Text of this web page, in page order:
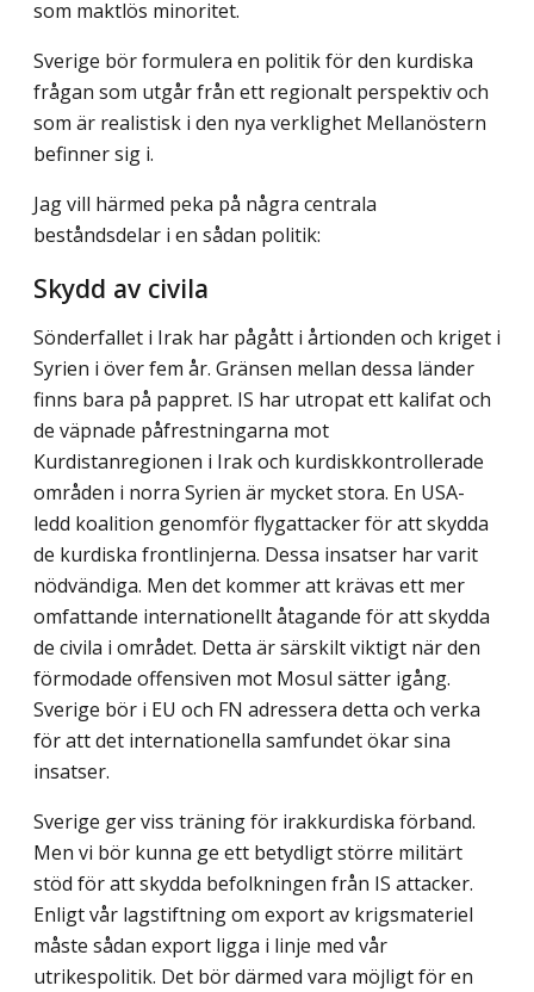
som maktlös minoritet.
Sverige bör formulera en politik för den kurdiska
frågan som utgår från ett regionalt perspektiv och
som är realistisk i den nya verklighet Mellanöstern
befinner sig i.
Jag vill härmed peka på några centrala
beståndsdelar i en sådan politik:
Skydd av civila
Sönderfallet i Irak har pågått i årtionden och kriget i
Syrien i över fem år. Gränsen mellan dessa länder
finns bara på pappret. IS har utropat ett kalifat och
de väpnade påfrestningarna mot
Kurdistanregionen i Irak och kurdiskkontrollerade
områden i norra Syrien är mycket stora. En USA-
ledd koalition genomför flygattacker för att skydda
de kurdiska frontlinjerna. Dessa insatser har varit
nödvändiga. Men det kommer att krävas ett mer
omfattande internationellt åtagande för att skydda
de civila i området. Detta är särskilt viktigt när den
förmodade offensiven mot Mosul sätter igång.
Sverige bör i EU och FN adressera detta och verka
för att det internationella samfundet ökar sina
insatser.
Sverige ger viss träning för irakkurdiska förband.
Men vi bör kunna ge ett betydligt större militärt
stöd för att skydda befolkningen från IS attacker.
Enligt vår lagstiftning om export av krigsmateriel
måste sådan export ligga i linje med vår
utrikespolitik. Det bör därmed vara möjligt för en